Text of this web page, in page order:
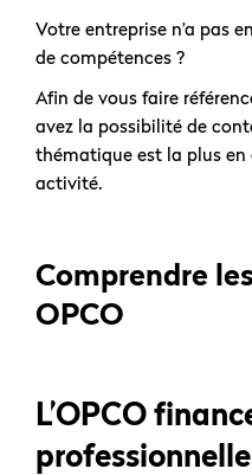
Votre entreprise n’a pas
de compétences ?
Afin de vous faire
avez la possibilité de
thématique est la plus
activité.
Comprendre
OPCO
L’OPCO